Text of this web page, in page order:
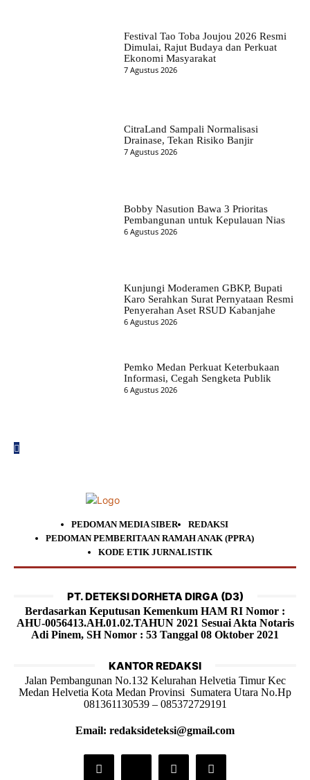
Festival Tao Toba Joujou 2026 Resmi
Dimulai, Rajut Budaya dan Perkuat
Ekonomi Masyarakat
7 Agustus 2026
CitraLand Sampali Normalisasi
Drainase, Tekan Risiko Banjir
7 Agustus 2026
Bobby Nasution Bawa 3 Prioritas
Pembangunan untuk Kepulauan Nias
6 Agustus 2026
Kunjungi Moderamen GBKP, Bupati
Karo Serahkan Surat Pernyataan Resmi
Penyerahan Aset RSUD Kabanjahe
6 Agustus 2026
Pemko Medan Perkuat Keterbukaan
Informasi, Cegah Sengketa Publik
6 Agustus 2026
PEDOMAN MEDIA SIBER
REDAKSI
PEDOMAN PEMBERITAAN RAMAH ANAK (PPRA)
KODE ETIK JURNALISTIK
PT. DETEKSI DORHETA DIRGA (D3)
Berdasarkan Keputusan Kemenkum HAM RI Nomor :
AHU-0056413.AH.01.02.TAHUN 2021 Sesuai Akta Notaris
Adi Pinem, SH Nomor : 53 Tanggal 08 Oktober 2021
KANTOR REDAKSI
Jalan Pembangunan No.132 Kelurahan Helvetia Timur Kec
Medan Helvetia Kota Medan Provinsi Sumatera Utara No.Hp
081361130539 – 085372729191
Email: redaksideteksi@gmail.com